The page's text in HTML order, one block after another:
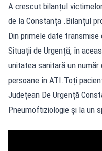
A crescut bilanțul
de la Constanța .Bilanțul
Din primele date
Situații de Urgență, în
unitatea sanitară un număr
persoane în ATI.Toți
Județean De Urgență
Pneumoftiziologie și la un